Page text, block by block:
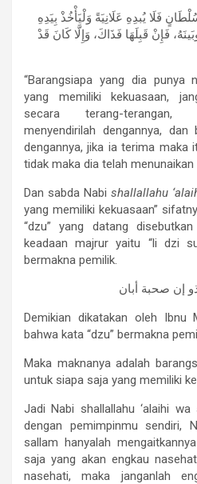
ﻓَﻠَﺎ يُبدِهِ ﻋَﻠَﺎﻧِﻴَﺔً ﻭَﻟْﻴَﺄْﺧُﺬْ ﺑِﻴَﺪِﻩِ
ﻓَﺈِﻥْ ﻗَﺒِﻠَﻬَﺎ فَذَاكَ، ﻭَﺇِﻟَّﺎ ﻛَﺎﻥَ ﻗَﺪْ
“Barangsiapa yang dia punya
yang memiliki kekuasaan,
secara terang-terangan,
menyendirilah dengannya,
dengannya, jika ia terima maka
tidak maka dia telah menunaikan
Dan sabda Nabi shallallahu
yang memiliki kekuasaan”
“dzu” yang datang
keadaan majrur yaitu “li dzi
bermakna pemilik.
ﺇﻥ ﺻﺤﺒﺔ ﺃﺑﺎﻥ
Demikian dikatakan oleh Ibnu
bahwa kata “dzu” bermakna
Maka maknanya adalah
untuk siapa saja yang memiliki
Jadi Nabi shallallahu ‘alaihi
dengan pemimpinmu sendiri,
sallam hanyalah
saja yang akan engkau
nasehati, maka janganlah